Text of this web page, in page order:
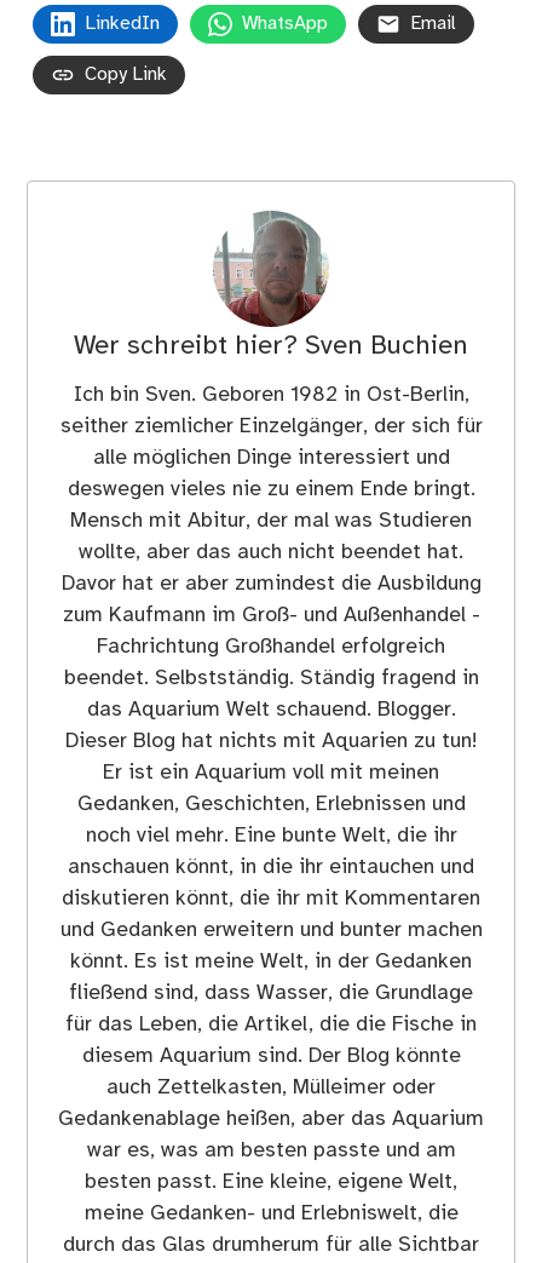
LinkedIn WhatsApp Email
Copy Link
Wer schreibt hier? Sven Buchien
Ich bin Sven. Geboren 1982 in Ost-Berlin,
seither ziemlicher Einzelgänger, der sich für
alle möglichen Dinge interessiert und
deswegen vieles nie zu einem Ende bringt.
Mensch mit Abitur, der mal was Studieren
wollte, aber das auch nicht beendet hat.
Davor hat er aber zumindest die Ausbildung
zum Kaufmann im Groß- und Außenhandel -
Fachrichtung Großhandel erfolgreich
beendet. Selbstständig. Ständig fragend in
das Aquarium Welt schauend. Blogger.
Dieser Blog hat nichts mit Aquarien zu tun!
Er ist ein Aquarium voll mit meinen
Gedanken, Geschichten, Erlebnissen und
noch viel mehr. Eine bunte Welt, die ihr
anschauen könnt, in die ihr eintauchen und
diskutieren könnt, die ihr mit Kommentaren
und Gedanken erweitern und bunter machen
könnt. Es ist meine Welt, in der Gedanken
fließend sind, dass Wasser, die Grundlage
für das Leben, die Artikel, die die Fische in
diesem Aquarium sind. Der Blog könnte
auch Zettelkasten, Mülleimer oder
Gedankenablage heißen, aber das Aquarium
war es, was am besten passte und am
besten passt. Eine kleine, eigene Welt,
meine Gedanken- und Erlebniswelt, die
durch das Glas drumherum für alle Sichtbar